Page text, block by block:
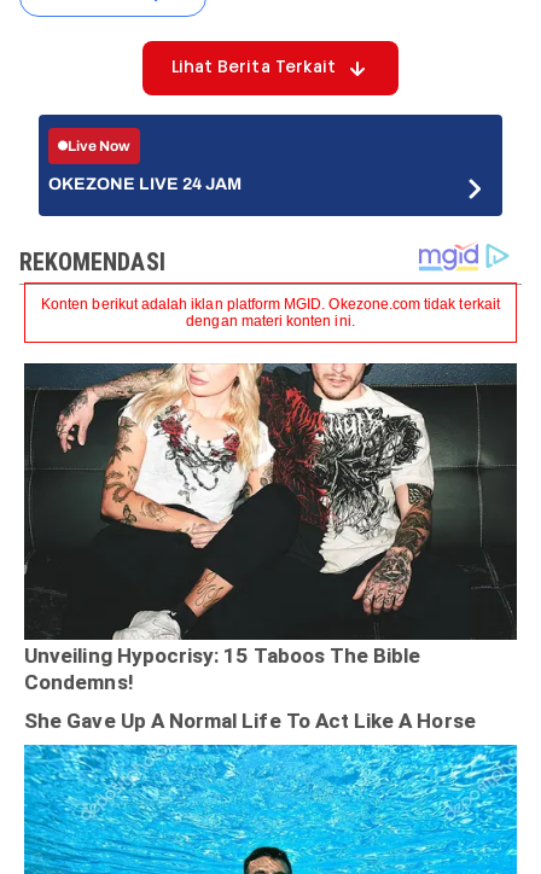
Lihat Berita Terkait
Live Now
OKEZONE LIVE 24 JAM